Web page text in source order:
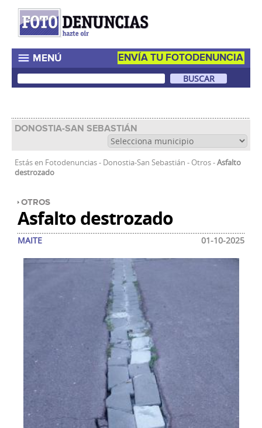
ENVÍA TU FOTODENUNCIA
MENÚ
DONOSTIA-SAN SEBASTIÁN
Estás en Fotodenuncias- Donostia-San Sebastián - Otros-Asfalto
destrozado
OTROS
Asfalto destrozado
MAITE 01-10-2025